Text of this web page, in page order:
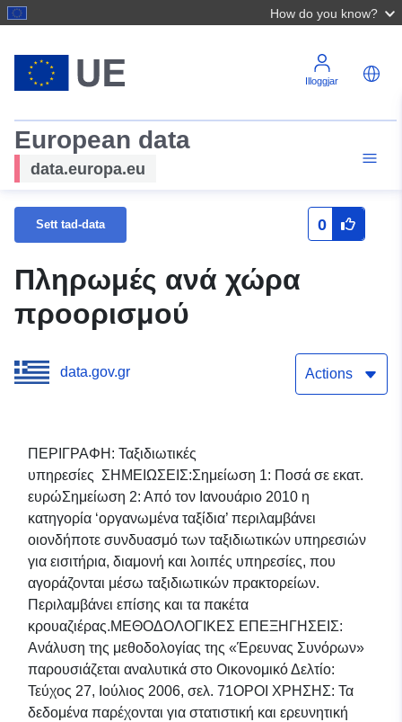
How do you know?
Illoggjar
European data
data.europa.eu
Sett tad-data 0
Πληρωμές ανά χώρα
προορισμού
data.gov.gr Actions
ΠΕΡΙΓΡΑΦΗ: Ταξιδιωτικές
υπηρεσίες ΣΗΜΕΙΩΣΕΙΣ:Σημείωση 1: Ποσά σε εκατ.
ευρώΣημείωση 2: Από τον Ιανουάριο 2010 η
κατηγορία ‘οργανωμένα ταξίδια’ περιλαμβάνει
οιονδήποτε συνδυασμό των ταξιδιωτικών υπηρεσιών
για εισιτήρια, διαμονή και λοιπές υπηρεσίες, που
αγοράζονται μέσω ταξιδιωτικών πρακτορείων.
Περιλαμβάνει επίσης και τα πακέτα
κρουαζιέρας.ΜΕΘΟΔΟΛΟΓΙΚΕΣ ΕΠΕΞΗΓΗΣΕΙΣ:
Ανάλυση της μεθοδολογίας της «Έρευνας Συνόρων»
παρουσιάζεται αναλυτικά στο Οικονομικό Δελτίο:
Τεύχος 27, Ιούλιος 2006, σελ. 71ΟΡΟΙ ΧΡΗΣΗΣ: Τα
δεδομένα παρέχονται για στατιστική και ερευνητική